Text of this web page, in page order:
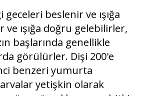
beslenir ve ışığa
ve ışığa doğru gelebilirler,
başlarında genellikle
görülürler. Dişi 200'e
benzeri yumurta
yetişkin olarak